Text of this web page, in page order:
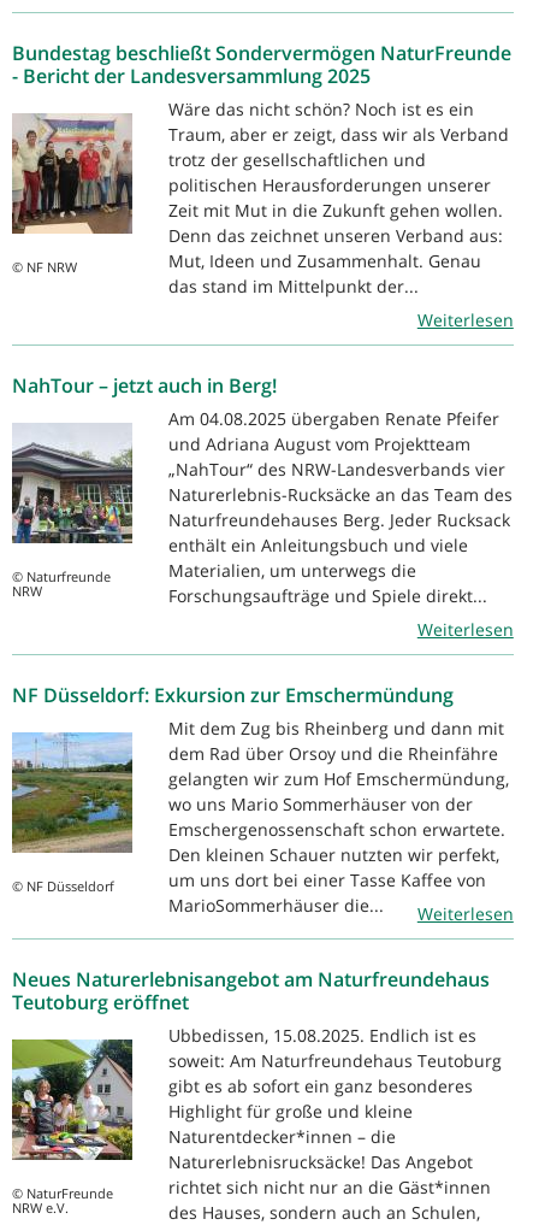
Bundestag beschließt Sondervermögen NaturFreunde
- Bericht der Landesversammlung 2025
© NF NRW
Wäre das nicht schön? Noch ist es ein
Traum, aber er zeigt, dass wir als Verband
trotz der gesellschaftlichen und
politischen Herausforderungen unserer
Zeit mit Mut in die Zukunft gehen wollen.
Denn das zeichnet unseren Verband aus:
Mut, Ideen und Zusammenhalt. Genau
das stand im Mittelpunkt der...
Weiterlesen
NahTour – jetzt auch in Berg!
© Naturfreunde
NRW
Am 04.08.2025 übergaben Renate Pfeifer
und Adriana August vom Projektteam
„NahTour“ des NRW-Landesverbands vier
Naturerlebnis-Rucksäcke an das Team des
Naturfreundehauses Berg. Jeder Rucksack
enthält ein Anleitungsbuch und viele
Materialien, um unterwegs die
Forschungsaufträge und Spiele direkt...
Weiterlesen
NF Düsseldorf: Exkursion zur Emschermündung
© NF Düsseldorf
Mit dem Zug bis Rheinberg und dann mit
dem Rad über Orsoy und die Rheinfähre
gelangten wir zum Hof Emschermündung,
wo uns Mario Sommerhäuser von der
Emschergenossenschaft schon erwartete.
Den kleinen Schauer nutzten wir perfekt,
um uns dort bei einer Tasse Kaffee von
MarioSommerhäuser die...
Weiterlesen
Neues Naturerlebnisangebot am Naturfreundehaus
Teutoburg eröffnet
© NaturFreunde
NRW e.V.
Ubbedissen, 15.08.2025. Endlich ist es
soweit: Am Naturfreundehaus Teutoburg
gibt es ab sofort ein ganz besonderes
Highlight für große und kleine
Naturentdecker*innen – die
Naturerlebnisrucksäcke! Das Angebot
richtet sich nicht nur an die Gäst*innen
des Hauses, sondern auch an Schulen,